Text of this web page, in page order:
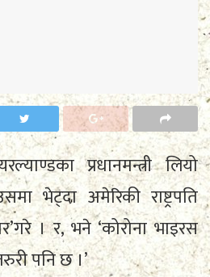
प्रधानमन्त्री लियो
भेट्दा अमेरिकी राष्ट्रपति
। र, भने ‘कोरोना भाइरस
पनि छ ।’